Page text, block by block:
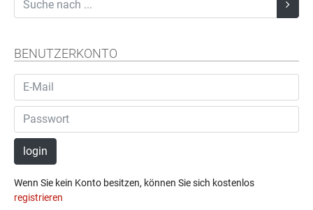
BENUTZERKONTO
login
Wenn Sie kein Konto besitzen, können Sie sich kostenlos
registrieren